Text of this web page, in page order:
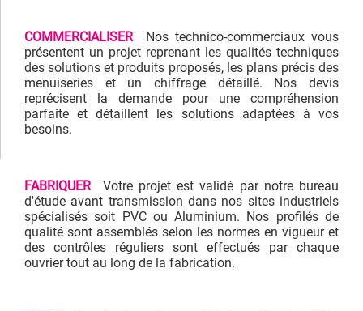
COMMERCIALISERNos technico-commerciaux vous
présentent un projet reprenant les qualités techniques
des solutions et produits proposés, les plans précis des
menuiseries et un chiffrage détaillé. Nos devis
reprécisent la demande pour une compréhension
parfaite et détaillent les solutions adaptées à vos
besoins.
FABRIQUER Votre projet est validé par notre bureau
d'étude avant transmission dans nos sites industriels
spécialisés soit PVC ou Aluminium. Nos profilés de
qualité sont assemblés selon les normes en vigueur et
des contrôles réguliers sont effectués par chaque
ouvrier tout au long de la fabrication.